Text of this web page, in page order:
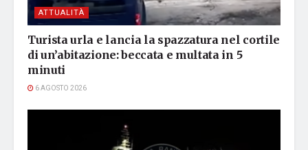
ATTUALITÀ
Turista urla e lancia la spazzatura nel cortile
di un’abitazione: beccata e multata in 5
minuti
6 AGOSTO 2026